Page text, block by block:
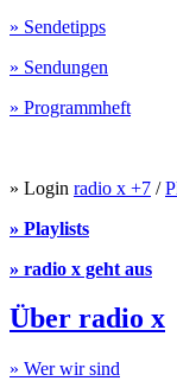
» Sendetipps
» Sendungen
» Programmheft
» Login radio x +7 /
» Playlists
» radio x geht aus
Über radio x
» Wer wir sind